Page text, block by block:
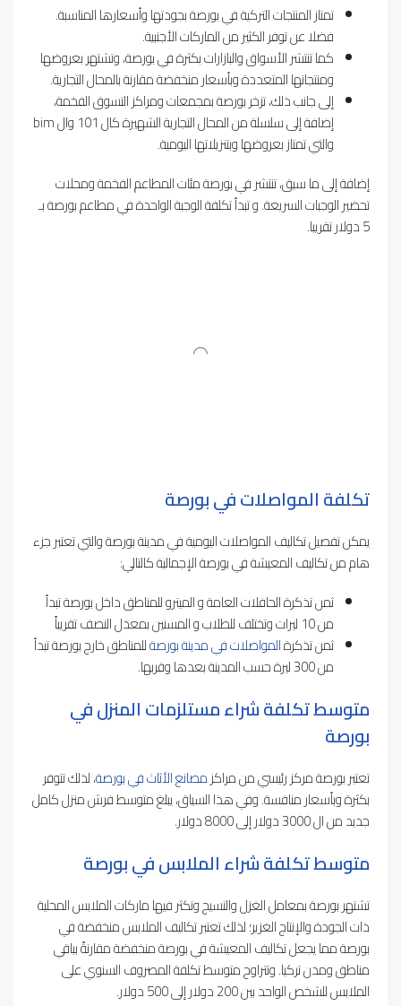
تمتاز المنتجات التركية في بورصة بجودتها وأسعارها المناسبة.
فضلا عن توفر الكثير من الماركات الأجنبية.
كما تنتشر الأسواق والبازارات بكثرة في بورصة، وتشتهر بعروضها
ومنتجاتها المتعددة وبأسعار منخفضة مقارنة بالمحال التجارية.
إلى جانب ذلك، تزخر بورصة بمجمعات ومراكز التسوق الفخمة،
إضافة إلى سلسلة من المحال التجارية الشهيرة كال 101 وال bim
والتي تمتاز بعروضها وبتنزيلاتها اليومية.
إضافة إلى ما سبق، تنتشر في بورصة مئات المطاعم الفخمة ومحلات
تحضير الوجبات السريعة. و تبدأ تكلفة الوجبة الواحدة في مطاعم بورصة بـ
5 دولار تقريبا.
تكلفة المواصلات في بورصة
يمكن تفصيل تكاليف المواصلات اليومية في مدينة بورصة والتي تعتبر جزء
هام من تكاليف المعيشة في بورصة الإجمالية كالتالي:
ثمن تذكرة الحافلات العامة و الميترو للمناطق داخل بورصة تبدأ
من 10 ليرات وتختلف للطلاب و المسنين بمعدل النصف تقريباً
ثمن تذكرةالمواصلات في مدينة بورصةللمناطق خارج بورصة تبدأ
من 300 ليرة حسب المدينة بعدها وقربها.
متوسط تكلفة شراء مستلزمات المنزل في
بورصة
تعتبر بورصة مركز رئيسي من مراكزمصانع الأثاث في بورصة، لذلك تتوفر
بكثرة وبأسعار منافسة. وفي هذا السياق، يبلغ متوسط فرش منزل كامل
جديد من ال 3000 دولار إلى 8000 دولار.
متوسط تكلفة شراء الملابس في بورصة
تشتهر بورصة بمعامل الغزل والنسيج وتكثر فيها ماركات الملابس المحلية
ذات الجودة والإنتاج الغزير؛ لذلك تعتبر تكاليف الملابس منخفضة في
بورصة مما يجعل تكاليف المعيشة في بورصة منخفضة مقارنةً بباقي
مناطق ومدن تركيا. وتتراوح متوسط تكلفة المصروف السنوي على
الملابس للشخص الواحد بين 200 دولار إلى 500 دولار.